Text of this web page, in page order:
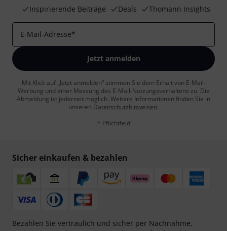
Inspirierende Beiträge
Deals Thomann Insights
E-Mail-Adresse*
Jetzt anmelden
Mit Klick auf „Jetzt anmelden“ stimmen Sie dem Erhalt von E-Mail-
Werbung und einer Messung des E-Mail-Nutzungsverhaltens zu. Die
Abmeldung ist jederzeit möglich. Weitere Informationen finden Sie in
unseren Datenschutzhinweisen.
* Pflichtfeld
Sicher einkaufen & bezahlen
Bezahlen Sie vertraulich und sicher per Nachnahme,